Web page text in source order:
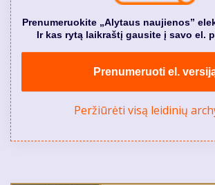
Prenumeruokite „Alytaus naujienos”
Ir kas rytą laikraštį gausite į savo el.
Prenumeruoti el.
Peržiūrėti visą leidinių